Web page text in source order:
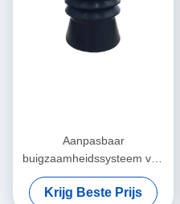
Aanpasbaar
buigzaamheidssysteem van
de behuizing dat de
strengen van de behuizing
Krijg Beste Prijs